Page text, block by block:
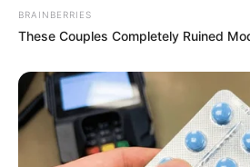
BRAINBERRIES
These Couples Completely Ruined